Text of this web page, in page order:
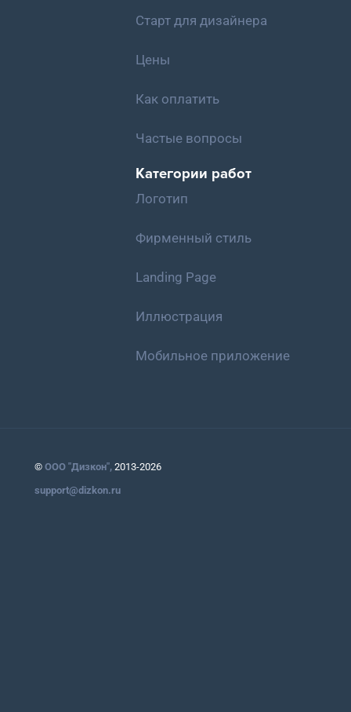
Старт для дизайнера
Цены
Как оплатить
Частые вопросы
Категории работ
Логотип
Фирменный стиль
Landing Page
Иллюстрация
Мобильное приложение
© ООО "Дизкон",2013-2026
support@dizkon.ru